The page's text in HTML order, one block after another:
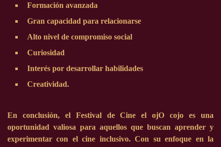
Formación avanzada
Gran capacidad para relacionarse
Alto nivel de compromiso social
Curiosidad
Interés por desarrollar habilidades
Creatividad.
En conclusión, el Festival de Cine el ojO cojo es una
oportunidad valiosa para aquellos que buscan aprender y
experimentar con el cine inclusivo. Con su enfoque en la